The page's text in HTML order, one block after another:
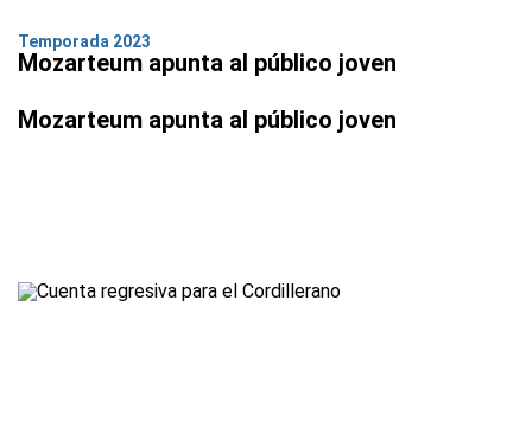
Temporada 2023
Mozarteum apunta al público joven
Mozarteum apunta al público joven